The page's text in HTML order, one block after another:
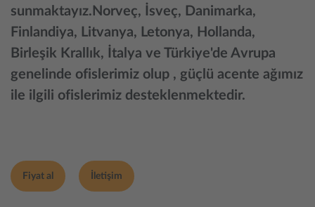
sunmaktayız.Norveç, İsveç, Danimarka,
Finlandiya, Litvanya, Letonya, Hollanda,
Birleşik Krallık, İtalya ve Türkiye'de Avrupa
genelinde ofislerimiz olup , güçlü acente ağımız
ile ilgili ofislerimiz desteklenmektedir.
Fiyat al İletişim